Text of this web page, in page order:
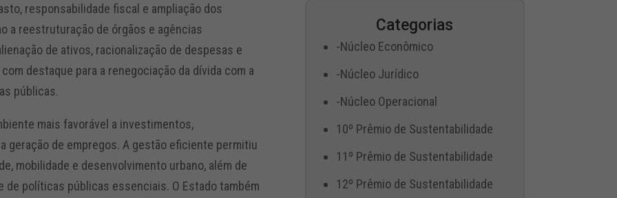
responsabilidade fiscal e ampliação dos
a reestruturação de órgãos e agências
de ativos, racionalização de despesas e
destaque para a renegociação da dívida com a
públicas.
mais favorável a investimentos,
geração de empregos. A gestão eficiente permitiu
mobilidade e desenvolvimento urbano, além de
políticas públicas essenciais. O Estado também
Categorias
-Núcleo Econômico
-Núcleo Jurídico
-Núcleo Operacional
10º Prêmio de Sustentabilidade
11º Prêmio de Sustentabilidade
12º Prêmio de Sustentabilidade